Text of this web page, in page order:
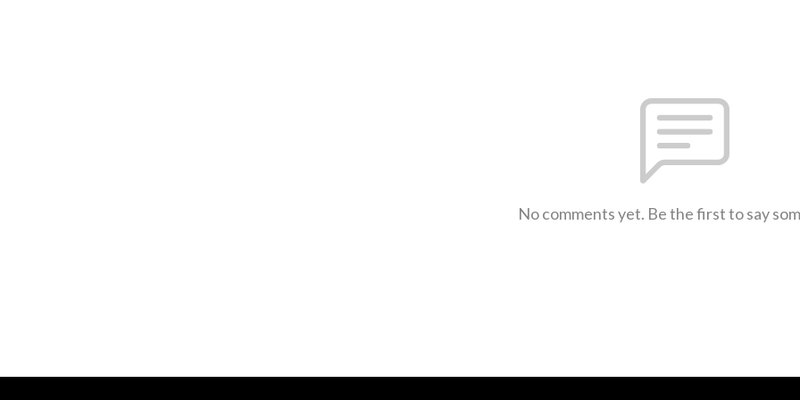
No comments yet. Be the first to say